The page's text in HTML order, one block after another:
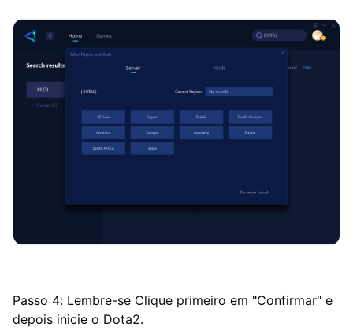
Passo 4: Lembre-se Clique primeiro em "Confirmar" e
depois inicie o Dota2.